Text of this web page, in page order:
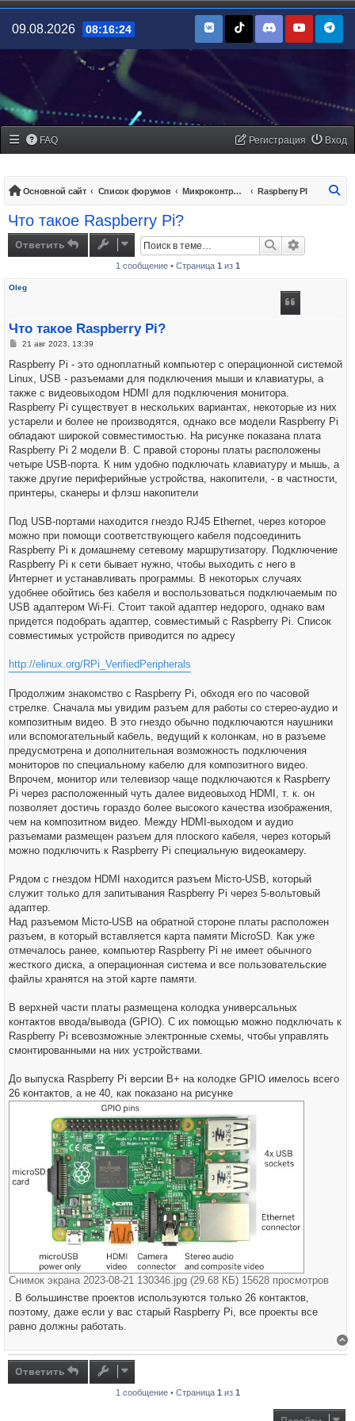
09.08.2026 08:16:24
FAQ Вход
Регистрация
Основной сайт Список форумов Микроконтроллеры/платы управления Raspberry PI
Что такое Raspberry Pi?
Ответить Поиск
1 сообщение • Страница 1 из 1
Oleg
Что такое Raspberry Pi?
Сообщение
21 авг 2023, 13:39
Raspberry Pi - это одноплатный компьютер с операционной системой
Linux, USB - разъемами для подключения мыши и клавиатуры, а
также с видеовыходом HDMI для подключения монитора.
Raspberry Pi существует в нескольких вариантах, некоторые из них
устарели и более не производятся, однако все модели Raspberry Pi
обладают широкой совместимостью. На рисунке показана плата
Raspberry Pi 2 модели В. С правой стороны платы расположены
четыре USB-порта. К ним удобно подключать клавиатуру и мышь, а
также другие периферийные устройства, накопители, - в частности,
принтеры, сканеры и флэш накопители
Под USB-портами находится гнездо RJ45 Ethernet, через которое
можно при помощи соответствующего кабеля подсоединить
Raspberry Pi к домашнему сетевому маршрутизатору. Подключение
Raspberry Pi к сети бывает нужно, чтобы выходить с него в
Интернет и устанавливать программы. В некоторых случаях
удобнее обойтись без кабеля и воспользоваться подключаемым по
USB адаптером Wi-Fi. Стоит такой адаптер недорого, однако вам
придется подобрать адаптер, совместимый c Raspberry Рі. Список
совместимых устройств приводится по адресу
http://elinux.org/RPi_VerifiedPeripherals
Продолжим знакомство с Raspberry Pi, обходя его по часовой
стрелке. Сначала мы увидим разъем для работы со стерео-аудио и
композитным видео. В это гнездо обычно подключаются наушники
или вспомогательный кабель, ведущий к колонкам, но в разъеме
предусмотрена и дополнительная возможность подключения
мониторов по специальному кабелю для композитного видео.
Впрочем, монитор или телевизор чаще подключаются к Raspberry
Pi через расположенный чуть далее видеовыход HDMI, т. к. он
позволяет достичь гораздо более высокого качества изображения,
чем на композитном видео. Между HDMI-выходом и аудио
разъемами размещен разъем для плоского кабеля, через который
можно подключить к Raspberry Pi специальную видеокамеру.
Рядом с гнездом HDMI находится разъем Місто-USB, который
служит только для запитывания Raspberry Pi через 5-вольтовый
адаптер.
Над разъемом Місто-USB на обратной стороне платы расположен
разъем, в который вставляется карта памяти MicroSD. Как уже
отмечалось ранее, компьютер Raspberry Pi не имеет обычного
жесткого диска, а операционная система и все пользовательские
файлы хранятся на этой карте памяти.
В верхней части платы размещена колодка универсальных
контактов ввода/вывода (GPIO). С их помощью можно подключать к
Raspberry Pi всевозможные электронные схемы, чтобы управлять
смонтированными на них устройствами.
До выпуска Raspberry Pi версии B+ на колодке GPIO имелось всего
26 контактов, а не 40, как показано на рисунке
Снимок экрана 2023-08-21 130346.jpg (29.68 КБ) 15628 просмотров
. В большинстве проектов используются только 26 контактов,
поэтому, даже если у вас старый Raspberry Pi, все проекты все
равно должны работать.
Ответить
1 сообщение • Страница 1 из 1